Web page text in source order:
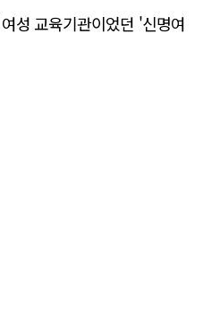
성 교육기관이었던 '신명여